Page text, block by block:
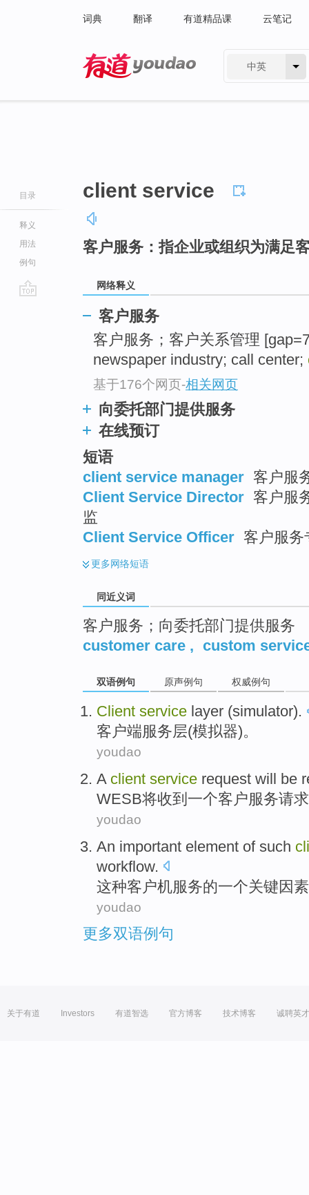
词典 翻译 有道精品课 云笔记
中英
目录
释义
用法
例句
client service
客户服务：指企业或组织为满足
网络释义
客户服务
客户服务；客户关系管理
newspaper industry; call center;
基于176个网页-相关网页
向委托部门提供服务
在线预订
短语
client service manager 客户服
Client Service Director 客户服
监
Client Service Officer 客户服务
更多网络短语
同近义词
客户服务；向委托部门提供服务
customer care , custom
双语例句 原声例句 权威例句
Client service layer (simulator).
客户端服务层(模拟器)。
youdao
A client service request will be
WESB将收到 一个客户服务请求
youdao
An important element of such
workflow.
这种客户机服务的一个关键因素
youdao
更多双语例句
关于有道 Investors 有道智选 官方博客 技术博客 诚聘英才